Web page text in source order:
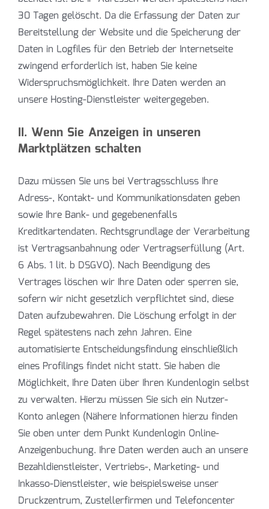
30 Tagen gelöscht. Da die Erfassung der Daten zur
Bereitstellung der Website und die Speicherung der
Daten in Logfiles für den Betrieb der Internetseite
zwingend erforderlich ist, haben Sie keine
Widerspruchsmöglichkeit. Ihre Daten werden an
unsere Hosting-Dienstleister weitergegeben.
II. Wenn Sie Anzeigen in unseren
Marktplätzen schalten
Dazu müssen Sie uns bei Vertragsschluss Ihre
Adress-, Kontakt- und Kommunikationsdaten geben
sowie Ihre Bank- und gegebenenfalls
Kreditkartendaten. Rechtsgrundlage der Verarbeitung
ist Vertragsanbahnung oder Vertragserfüllung (Art.
6 Abs. 1 lit. b DSGVO). Nach Beendigung des
Vertrages löschen wir Ihre Daten oder sperren sie,
sofern wir nicht gesetzlich verpflichtet sind, diese
Daten aufzubewahren. Die Löschung erfolgt in der
Regel spätestens nach zehn Jahren. Eine
automatisierte Entscheidungsfindung einschließlich
eines Profilings findet nicht statt. Sie haben die
Möglichkeit, Ihre Daten über Ihren Kundenlogin selbst
zu verwalten. Hierzu müssen Sie sich ein Nutzer-
Konto anlegen (Nähere Informationen hierzu finden
Sie oben unter dem Punkt Kundenlogin Online-
Anzeigenbuchung. Ihre Daten werden auch an unsere
Bezahldienstleister, Vertriebs-, Marketing- und
Inkasso-Dienstleister, wie beispielsweise unser
Druckzentrum, Zustellerfirmen und Telefoncenter